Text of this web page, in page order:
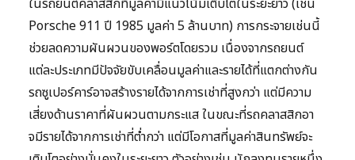
ในรถยนต์คลาสสิกที่มูลค่ามีแนวโน้มเติบโตในระยะยาว (เช่น
Porsche 911 ปี 1985 มูลค่า 5 ล้านบาท) การกระจายเช่นนี้
ช่วยลดความผันผวนของพอร์ตโดยรวม เนื่องจากรถยนต์
แต่ละประเภทมีปัจจัยขับเคลื่อนมูลค่าและรายได้ที่แตกต่างกัน
รถซูเปอร์คาร์อาจสร้างรายได้จากการเช่าที่สูงกว่า แต่มีความ
เสี่ยงด้านราคาที่ผันผวนตามกระแส ในขณะที่รถคลาสสิกอา
จมีรายได้จากการเช่าที่ต่ำกว่า แต่มีโอกาสที่มูลค่าสินทรัพย์จะ